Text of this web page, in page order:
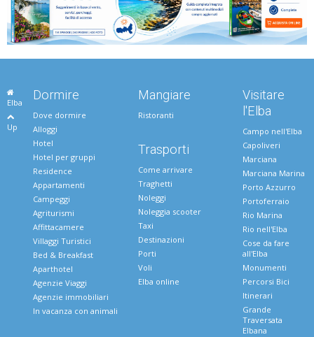
Elba
Up
Dormire
Dove dormire
Alloggi
Hotel
Hotel per gruppi
Residence
Appartamenti
Campeggi
Agriturismi
Affittacamere
Villaggi Turistici
Bed & Breakfast
Aparthotel
Agenzie Viaggi
Agenzie immobiliari
In vacanza con animali
Mangiare
Ristoranti
Trasporti
Come arrivare
Traghetti
Noleggi
Noleggia scooter
Taxi
Destinazioni
Porti
Voli
Elba online
Visitare
l'Elba
Campo nell'Elba
Capoliveri
Marciana
Marciana Marina
Porto Azzurro
Portoferraio
Rio Marina
Rio nell'Elba
Cose da fare
all'Elba
Monumenti
Percorsi Bici
Itinerari
Grande
Traversata
Elbana